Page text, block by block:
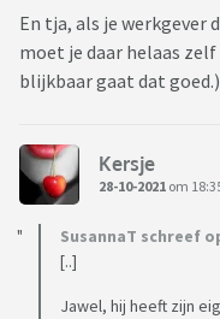
En tja, als je werkgever
moet je daar helaas
blijkbaar gaat dat goed.)
Kersje
28-10-2021 om
SusannaT schreef
[..]
Jawel, hij heeft zijn